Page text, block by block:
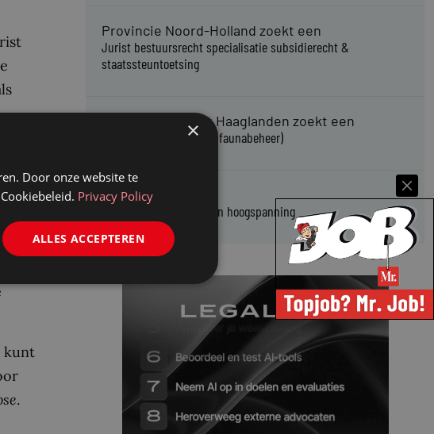
te
kunt
.
Provincie Noord-Holland zoekt een
Jurist bestuursrecht specialisatie subsidierecht &
staatssteuntoetsing
Omgevingsdienst Haaglanden zoekt een
Jurist Omgevingsrecht (faunabeheer)
Enexis zoekt een
Rentmeester midden- en hoogspanning
×
Door onze website te
Privacy Policy
ALLES ACCEPTEREN